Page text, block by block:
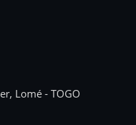
Lomé - TOGO